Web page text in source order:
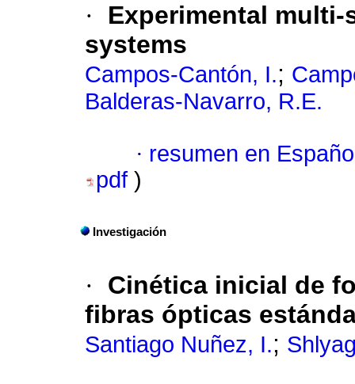
·
Experimental
systems
Campos-Cantón, I.;
Balderas-Navarro, R.E.
· resumen en
pdf )
Investigación
·
Cinética inicial de
fibras ópticas
Santiago Nuñez, I.;